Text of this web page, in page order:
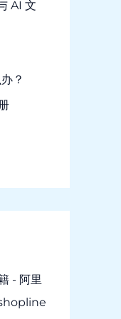
AI 文
？
- 阿里